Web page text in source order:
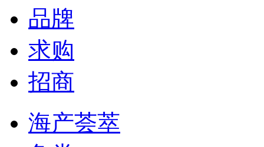
品牌
求购
招商
海产荟萃